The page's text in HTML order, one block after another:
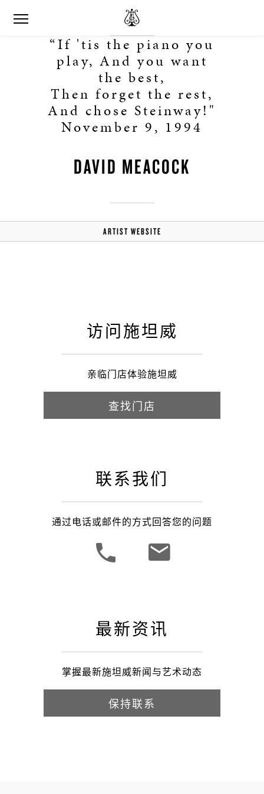
“If 'tis the piano you
play, And you want
the best,
Then forget the rest,
And chose Steinway!"
November 9, 1994
DAVID MEACOCK
ARTIST WEBSITE
访问施坦威
亲临门店体验施坦威
查找门店
联系我们
通过电话或邮件的方式回答您的问题
最新资讯
掌握最新施坦威新闻与艺术动态
保持联系